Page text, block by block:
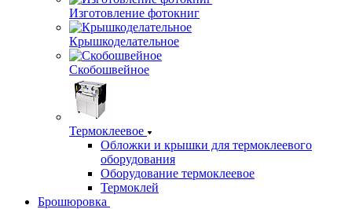
Изготовление фотокниг
Крышкоделательное
Скобошвейное
Термоклеевое
Обложки и крышки для термоклеевого
оборудования
Оборудование термоклеевое
Термоклей
Брошюровка